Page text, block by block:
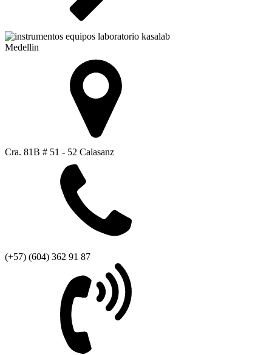
Medellin
Cra. 81B # 51 - 52 Calasanz
(+57) (604) 362 91 87